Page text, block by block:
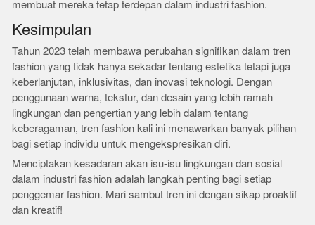
membuat mereka tetap terdepan dalam industri fashion.
Kesimpulan
Tahun 2023 telah membawa perubahan signifikan dalam tren
fashion yang tidak hanya sekadar tentang estetika tetapi juga
keberlanjutan, inklusivitas, dan inovasi teknologi. Dengan
penggunaan warna, tekstur, dan desain yang lebih ramah
lingkungan dan pengertian yang lebih dalam tentang
keberagaman, tren fashion kali ini menawarkan banyak pilihan
bagi setiap individu untuk mengekspresikan diri.
Menciptakan kesadaran akan isu-isu lingkungan dan sosial
dalam industri fashion adalah langkah penting bagi setiap
penggemar fashion. Mari sambut tren ini dengan sikap proaktif
dan kreatif!